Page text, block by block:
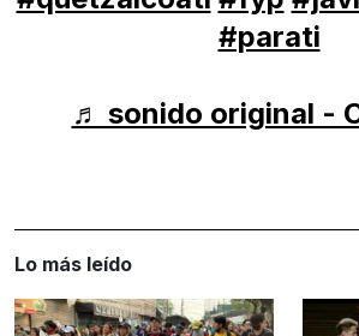
#parati
♬ sonido original -
Lo más leído